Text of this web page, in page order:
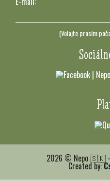
(Volajte prosím
2026 © Nepo 🇸🇰 -
Created by: